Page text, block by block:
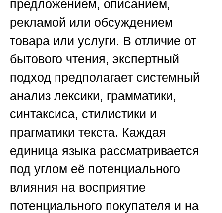
предложением, описанием,
рекламой или обсуждением
товара или услуги. В отличие от
бытового чтения, экспертный
подход предполагает системный
анализ лексики, грамматики,
синтаксиса, стилистики и
прагматики текста. Каждая
единица языка рассматривается
под углом её потенциального
влияния на восприятие
потенциального покупателя и на